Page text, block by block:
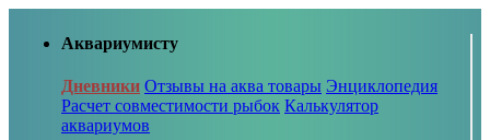
Аквариумисту
Дневники Отзывы на аква товары Энциклопедия
Расчет совместимости рыбок Калькулятор
аквариумов